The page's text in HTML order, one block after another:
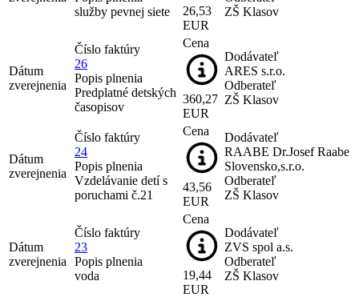
služby pevnej siete
26,53
EUR
ZŠ Klasov
Dátum
zverejnenia
Číslo faktúry
26
Popis plnenia
Predplatné detských
časopisov
Cena
360,27
EUR
Dodávateľ
ARES s.r.o.
Odberateľ
ZŠ Klasov
Dátum
zverejnenia
Číslo faktúry
24
Popis plnenia
Vzdelávanie detí s
poruchami č.21
Cena
43,56
EUR
Dodávateľ
RAABE Dr.Josef Raabe
Slovensko,s.r.o.
Odberateľ
ZŠ Klasov
Dátum
zverejnenia
Číslo faktúry
23
Popis plnenia
voda
Cena
19,44
EUR
Dodávateľ
ZVS spol a.s.
Odberateľ
ZŠ Klasov